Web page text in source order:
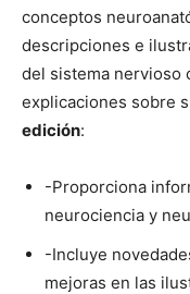
conceptos
descripciones e
del sistema nervioso
explicaciones sobre
edición:
-Proporciona
neurociencia y
-Incluye
mejoras en las